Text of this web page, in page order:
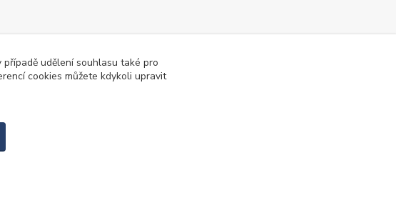
udělení souhlasu také pro
cookies můžete kdykoli upravit